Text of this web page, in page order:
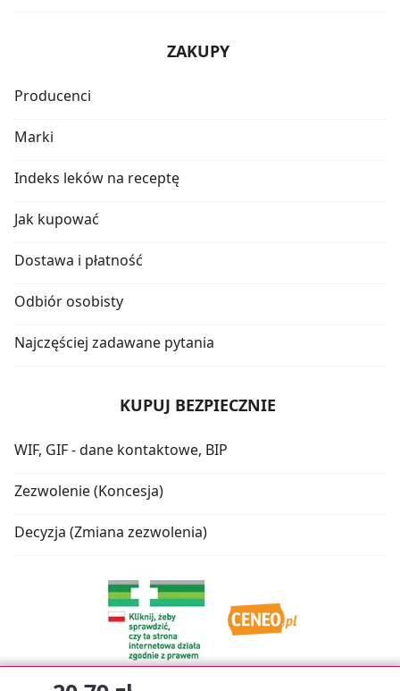
ZAKUPY
Producenci
Marki
Indeks leków na receptę
Jak kupować
Dostawa i płatność
Odbiór osobisty
Najczęściej zadawane pytania
KUPUJ BEZPIECZNIE
WIF, GIF - dane kontaktowe, BIP
Zezwolenie (Koncesja)
Decyzja (Zmiana zezwolenia)